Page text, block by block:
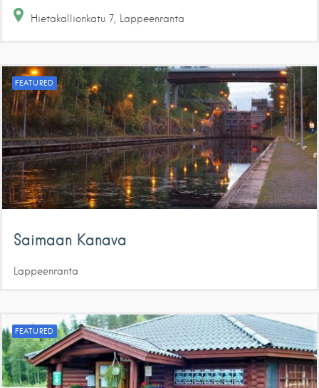
Hietakallionkatu 7 Lappeenranta
FEATURED
Saimaan Kanava
Lappeenranta
FEATURED